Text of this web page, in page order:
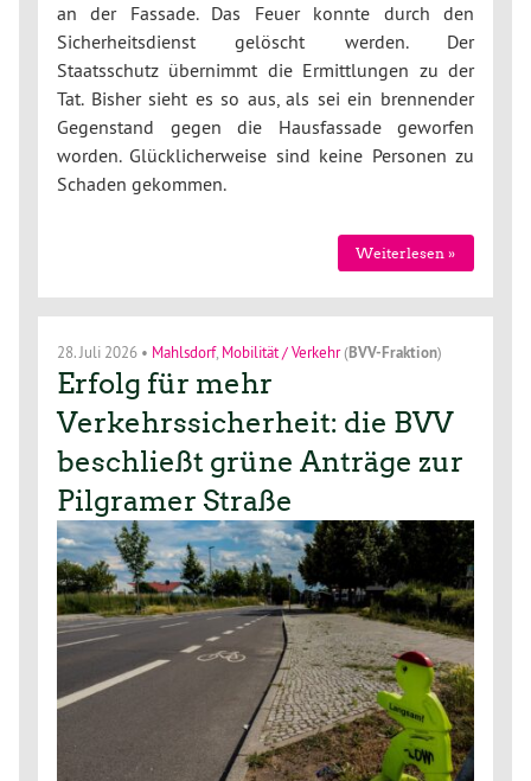
an der Fassade. Das Feuer konnte durch den
Sicherheitsdienst gelöscht werden. Der
Staatsschutz übernimmt die Ermittlungen zu der
Tat. Bisher sieht es so aus, als sei ein brennender
Gegenstand gegen die Hausfassade geworfen
worden. Glücklicherweise sind keine Personen zu
Schaden gekommen.
Weiterlesen »
28. Juli 2026 • Mahlsdorf, Mobilität / Verkehr(BVV-Fraktion)
Erfolg für mehr
Verkehrssicherheit: die BVV
beschließt grüne Anträge zur
Pilgramer Straße